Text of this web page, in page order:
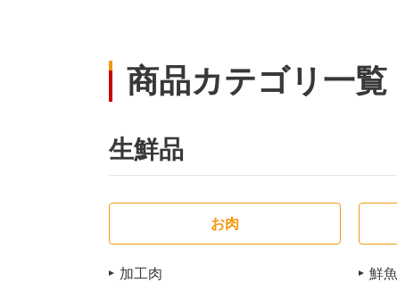
商品カテゴリ一覧
生鮮品
お肉
加工肉 鮮魚